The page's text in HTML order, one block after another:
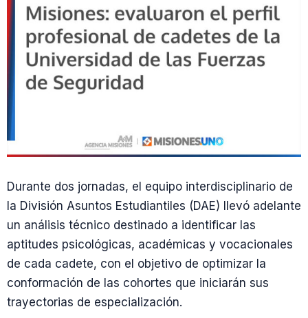
Durante dos jornadas, el equipo interdisciplinario de
la División Asuntos Estudiantiles (DAE) llevó adelante
un análisis técnico destinado a identificar las
aptitudes psicológicas, académicas y vocacionales
de cada cadete, con el objetivo de optimizar la
conformación de las cohortes que iniciarán sus
trayectorias de especialización.